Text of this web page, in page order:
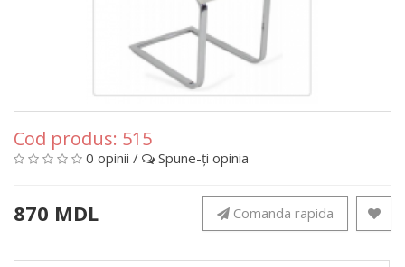
Cod produs: 515
0 opinii / Spune-ţi opinia
870 MDL Comanda rapida